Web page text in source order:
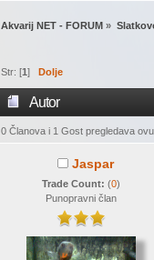
Akvarij NET - FORUM »
Str: [1] Dolje
Autor
0 Članova i 1 Gost pregledava ovu
Jaspar
Trade Count:(0)
Punopravni član